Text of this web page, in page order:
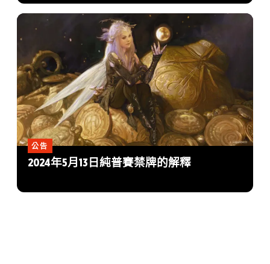
公告
2024年5月13日純普賽禁牌的解釋